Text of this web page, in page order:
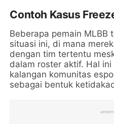
Contoh Kasus
Beberapa pemain MLBB
situasi ini, di mana
dengan tim tertentu
dalam roster aktif. Hal
kalangan komunitas
sebagai bentuk